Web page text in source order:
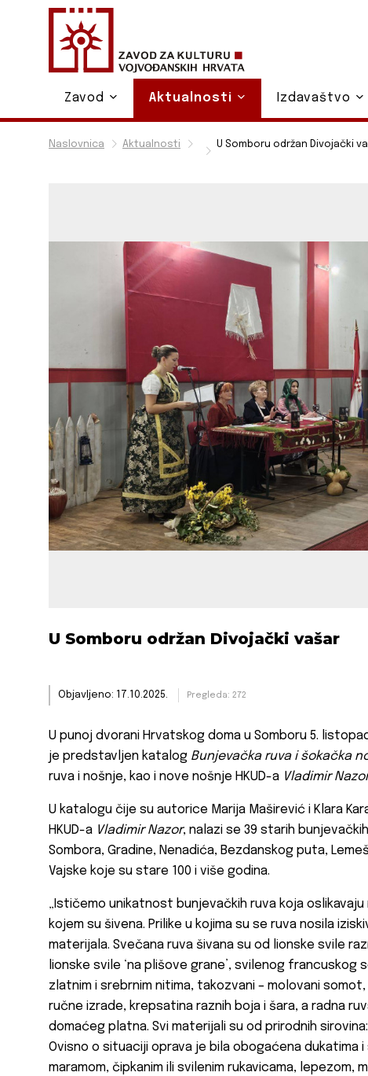
Naslovnica Aktualnosti U Somboru održan Divojački
U Somboru održan Divojački vašar
Objavljeno: 17.10.2025. Pregleda: 272
U punoj dvorani Hrvatskog doma u Somboru 5.
je predstavljen katalog Bunjevačka ruva i šokačka
ruva i nošnje, kao i nove nošnje HKUD-a Vladimir
U katalogu čije su autorice Marija Maširević i Klara
HKUD-a Vladimir Nazor, nalazi se 39 starih
Sombora, Gradine, Nenadića, Bezdanskog puta,
Vajske koje su stare 100 i više godina.
„Ističemo unikatnost bunjevačkih ruva koja
kojem su šivena. Prilike u kojima su se ruva nosila
materijala. Svečana ruva šivana su od lionske svile
lionske svile ‘na plišove grane’, svilenog
zlatnim i srebrnim nitima, takozvani – molovani
ručne izrade, krepsatina raznih boja i šara, a radna
domaćeg platna. Svi materijali su od prirodnih
Ovisno o situaciji oprava je bila obogaćena dukatima
maramom, čipkanim ili svilenim rukavicama, lepezom,
Zavod Aktualnosti Izdavaštvo